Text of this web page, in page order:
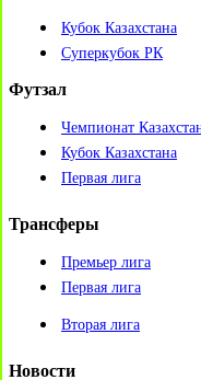
Кубок Казахстана
Суперкубок РК
Футзал
Чемпионат
Кубок Казахстана
Первая лига
Трансферы
Премьер лига
Первая лига
Вторая лига
Новости